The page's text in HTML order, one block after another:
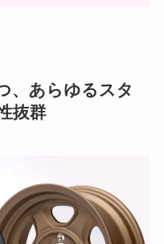
、あらゆるスタ
抜群